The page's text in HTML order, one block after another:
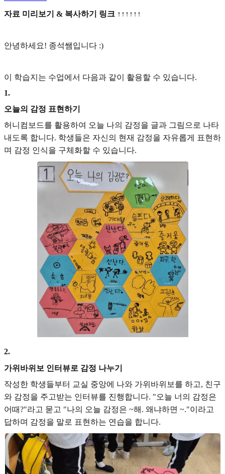
자료 미리보기 & 복사하기 링크 ↑↑↑↑↑↑
안녕하세요! 종석쌤입니다 :)
이 학습지는 수업에서 다음과 같이 활용할 수 있습니다.
1.
오늘의 감정 표현하기
허니컴보드를 활용하여 오늘 나의 감정을 글과 그림으로 나타
내도록 합니다. 학생들은 자신의 현재 감정을 자유롭게 표현하
며 감정 인식을 구체화할 수 있습니다.
2.
가위바위보 인터뷰로 감정 나누기
작성한 학생들부터 교실 중앙에 나와 가위바위보를 하고, 친구
와 감정을 주고받는 인터뷰를 진행합니다. "오늘 너의 감정은
어때?"라고 묻고 "나의 오늘 감정은 ~해. 왜냐하면 ~."이라고
답하며 감정을 말로 표현하는 연습을 합니다.